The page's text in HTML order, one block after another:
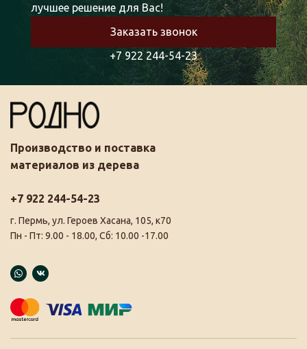
лучшее решение для Вас!
Заказать звонок
+7 922 244-54-23
Производство и поставка
материалов из дерева
+7 922 244-54-23
г. Пермь, ул. Героев Хасана, 105, к70
Пн - Пт: 9.00 - 18.00, Сб: 10.00 -17.00